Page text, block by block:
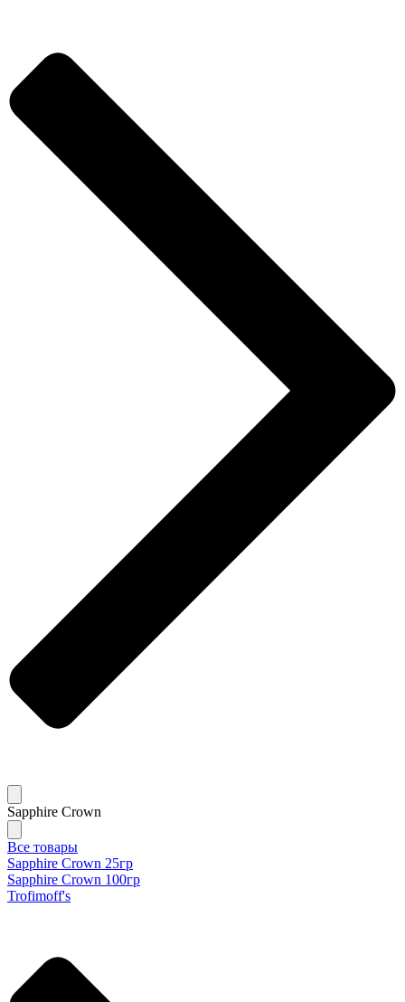
Sapphire Crown
Все товары
Sapphire Crown 25гр
Sapphire Crown 100гр
Trofimoff's